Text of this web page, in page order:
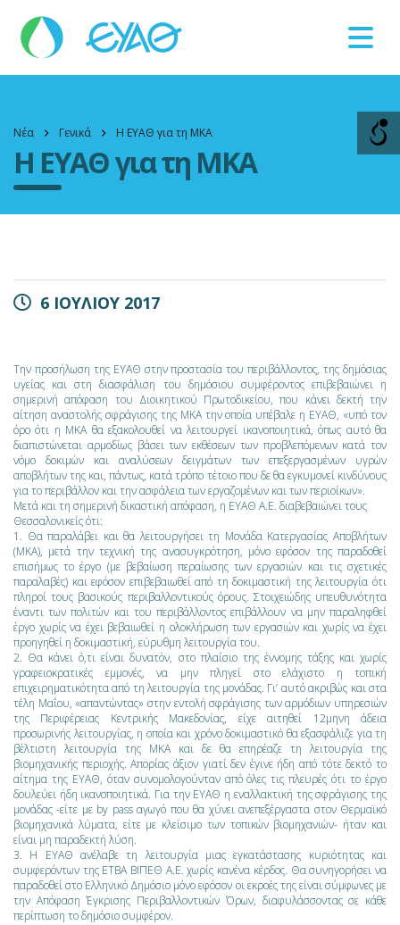
Νέα Γενικά Η ΕΥΑΘ για τη ΜΚΑ
Η ΕΥΑΘ για τη ΜΚΑ
6 ΙΟΥΛΙΟΥ 2017
Την προσήλωση της ΕΥΑΘ στην προστασία του περιβάλλοντος, της δημόσιας
υγείας και στη διασφάλιση του δημόσιου συμφέροντος επιβεβαιώνει η
σημερινή απόφαση του Διοικητικού Πρωτοδικείου, που κάνει δεκτή την
αίτηση αναστολής σφράγισης της ΜΚΑ την οποία υπέβαλε η ΕΥΑΘ, «υπό τον
όρο ότι η ΜΚΑ θα εξακολουθεί να λειτουργεί ικανοποιητικά, όπως αυτό θα
διαπιστώνεται αρμοδίως βάσει των εκθέσεων των προβλεπόμενων κατά τον
νόμο δοκιμών και αναλύσεων δειγμάτων των επεξεργασμένων υγρών
αποβλήτων της και, πάντως, κατά τρόπο τέτοιο που δε θα εγκυμονεί κινδύνους
για το περιβάλλον και την ασφάλεια των εργαζομένων και των περιοίκων».
Μετά και τη σημερινή δικαστική απόφαση, η ΕΥΑΘ A.E. διαβεβαιώνει τους
Θεσσαλονικείς ότι:
1. Θα παραλάβει και θα λειτουργήσει τη Μονάδα Κατεργασίας Αποβλήτων
(ΜΚΑ), μετά την τεχνική της ανασυγκρότηση, μόνο εφόσον της παραδοθεί
επισήμως το έργο (με βεβαίωση περαίωσης των εργασιών και τις σχετικές
παραλαβές) και εφόσον επιβεβαιωθεί από τη δοκιμαστική της λειτουργία ότι
πληροί τους βασικούς περιβαλλοντικούς όρους. Στοιχειώδης υπευθυνότητα
έναντι των πολιτών και του περιβάλλοντος επιβάλλουν να μην παραληφθεί
έργο χωρίς να έχει βεβαιωθεί η ολοκλήρωση των εργασιών και χωρίς να έχει
προηγηθεί η δοκιμαστική, εύρυθμη λειτουργία του.
2. Θα κάνει ό,τι είναι δυνατόν, στο πλαίσιο της έννομης τάξης και χωρίς
γραφειοκρατικές εμμονές, να μην πληγεί στο ελάχιστο η τοπική
επιχειρηματικότητα από τη λειτουργία της μονάδας. Γι’ αυτό ακριβώς και στα
τέλη Μαΐου, «απαντώντας» στην εντολή σφράγισης των αρμόδιων υπηρεσιών
της Περιφέρειας Κεντρικής Μακεδονίας, είχε αιτηθεί 12μηνη άδεια
προσωρινής λειτουργίας, η οποία και χρόνο δοκιμαστικό θα εξασφάλιζε για τη
βέλτιστη λειτουργία της ΜΚΑ και δε θα επηρέαζε τη λειτουργία της
βιομηχανικής περιοχής. Απορίας άξιον γιατί δεν έγινε ήδη από τότε δεκτό το
αίτημα της ΕΥΑΘ, όταν συνομολογούνταν από όλες τις πλευρές ότι το έργο
δουλεύει ήδη ικανοποιητικά. Για την ΕΥΑΘ η εναλλακτική της σφράγισης της
μονάδας -είτε με by pass αγωγό που θα χύνει ανεπεξέργαστα στον Θερμαϊκό
βιομηχανικά λύματα, είτε με κλείσιμο των τοπικών βιομηχανιών- ήταν και
είναι μη παραδεκτή λύση.
3. Η ΕΥΑΘ ανέλαβε τη λειτουργία μιας εγκατάστασης κυριότητας και
συμφερόντων της ΕΤΒΑ ΒΙΠΕΘ Α.Ε. χωρίς κανένα κέρδος. Θα συνηγορήσει να
παραδοθεί στο Ελληνικό Δημόσιο μόνο εφόσον οι εκροές της είναι σύμφωνες με
την Απόφαση Έγκρισης Περιβαλλοντικών Όρων, διαφυλάσσοντας σε κάθε
περίπτωση το δημόσιο συμφέρον.